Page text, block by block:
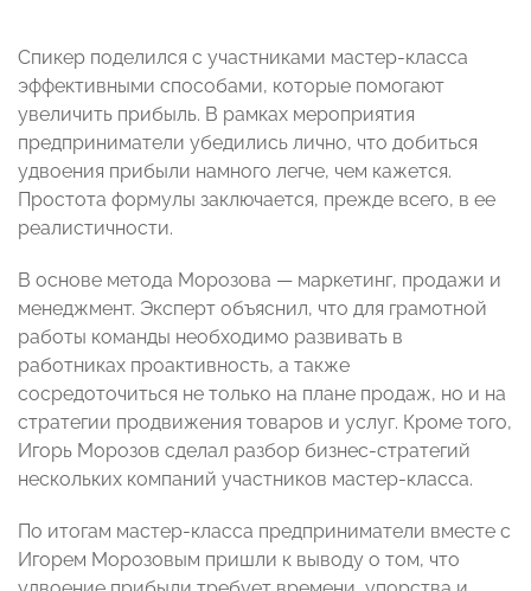
Спикер поделился с участниками мастер-класса
эффективными способами, которые помогают
увеличить прибыль. В рамках мероприятия
предприниматели убедились лично, что добиться
удвоения прибыли намного легче, чем кажется.
Простота формулы заключается, прежде всего, в ее
реалистичности.
В основе метода Морозова — маркетинг, продажи и
менеджмент. Эксперт объяснил, что для грамотной
работы команды необходимо развивать в
работниках проактивность, а также
сосредоточиться не только на плане продаж, но и на
стратегии продвижения товаров и услуг. Кроме того,
Игорь Морозов сделал разбор бизнес-стратегий
нескольких компаний участников мастер-класса.
По итогам мастер-класса предприниматели вместе с
Игорем Морозовым пришли к выводу о том, что